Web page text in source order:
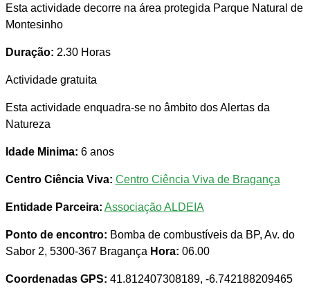
Esta actividade decorre na área protegida Parque Natural de
Montesinho
Duração: 2.30 Horas
Actividade gratuita
Esta actividade enquadra-se no âmbito dos Alertas da
Natureza
Idade Minima: 6 anos
Centro Ciência Viva: Centro Ciência Viva de Bragança
Entidade Parceira: Associação ALDEIA
Ponto de encontro: Bomba de combustíveis da BP, Av. do
Sabor 2, 5300-367 Bragança Hora: 06.00
Coordenadas GPS: 41.812407308189, -6.742188209465